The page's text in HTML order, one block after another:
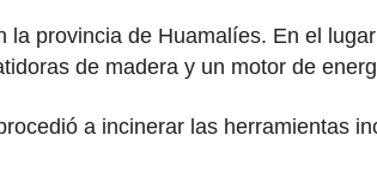
provincia de Huamalíes. En el
de madera y un motor de
a incinerar las herramientas